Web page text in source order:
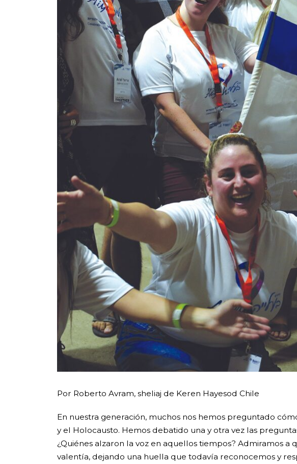
Por Roberto Avram, sheliaj de Keren Hayesod Chile
En nuestra generación, muchos nos hemos preguntado
y el Holocausto. Hemos debatido una y otra vez las
¿Quiénes alzaron la voz en aquellos tiempos? Admiramos
valentía, dejando una huella que todavía reconocemos y